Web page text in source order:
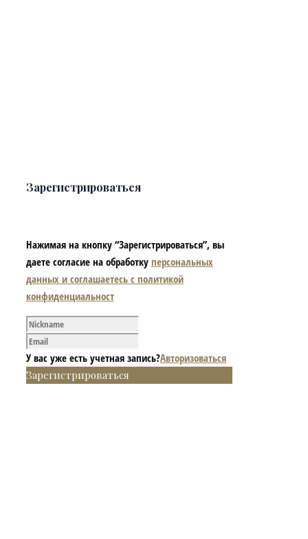
Зарегистрироваться
Нажимая на кнопку “Зарегистрироваться”, вы
даете согласие на обработку персональных
данных и соглашаетесь с политикой
конфиденциальност
У вас уже есть учетная запись?Авторизоваться
Зарегистрироваться